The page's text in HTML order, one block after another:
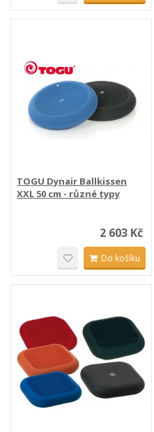
TOGU Dynair Ballkissen
XXL 50 cm - různé typy
2 603 Kč
Do košíku